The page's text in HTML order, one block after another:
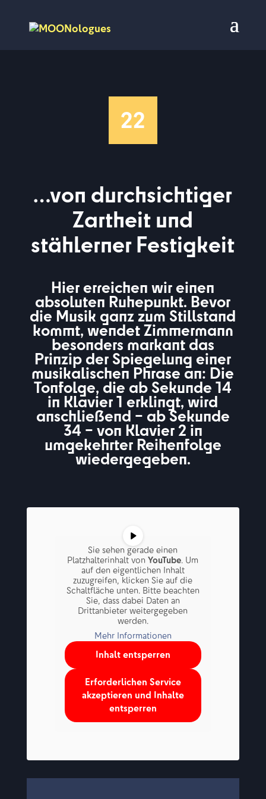
22
…von durchsichtiger
Zartheit und
stählerner Festigkeit
Hier erreichen wir einen
absoluten Ruhepunkt. Bevor
die Musik ganz zum Stillstand
kommt, wendet Zimmermann
besonders markant das
Prinzip der Spiegelung einer
musikalischen Phrase an: Die
Tonfolge, die ab Sekunde 14
in Klavier 1 erklingt, wird
anschließend – ab Sekunde
34 – von Klavier 2 in
umgekehrter Reihenfolge
wiedergegeben.
Sie sehen gerade einen
Platzhalterinhalt vonYouTube. Um
auf den eigentlichen Inhalt
zuzugreifen, klicken Sie auf die
Schaltfläche unten. Bitte beachten
Sie, dass dabei Daten an
Drittanbieter weitergegeben
werden.
Mehr Informationen
Inhalt entsperren
Erforderlichen Service
akzeptieren und Inhalte
entsperren